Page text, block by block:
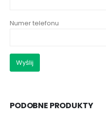
Numer telefonu
PODOBNE PRODUKTY